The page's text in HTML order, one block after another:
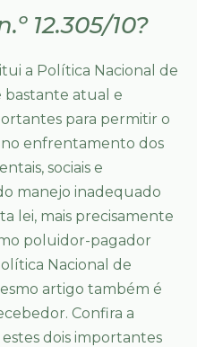
12.305/10?
a Política Nacional de
bastante atual e
para permitir o
no enfrentamento dos
sociais e
manejo inadequado
lei, mais precisamente
poluidor-pagador
Nacional de
artigo também é
Confira a
dois importantes